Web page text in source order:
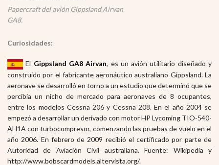
Papercraft del avión Gippsland Airvan
GA8.
Curiosidades:
El Gippsland GA8 Airvan, es un avión utilitario diseñado y
construido por el fabricante aeronáutico australiano Gippsland. La
aeronave se desarrolló en torno a un estudio que determinó que se
percibía un nicho de mercado para aeronaves de 8 ocupantes,
entre los modelos Cessna 206 y Cessna 208. En el año 2004 se
empezó a desarrollar un derivado con motor HP Lycoming TIO-540-
AH1A con turbocompresor, comenzando las pruebas de vuelo en el
año 2006. En febrero de 2009 recibió el certificado por parte de
Autoridad de Aviación Civil australiana. Fuente: Wikipedia y
http://www.bobscardmodels.altervista.org/.